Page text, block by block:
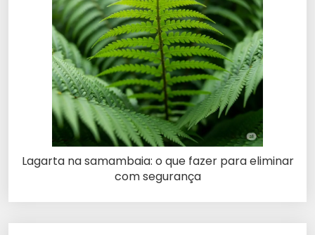
Lagarta na samambaia: o que fazer para eliminar
com segurança